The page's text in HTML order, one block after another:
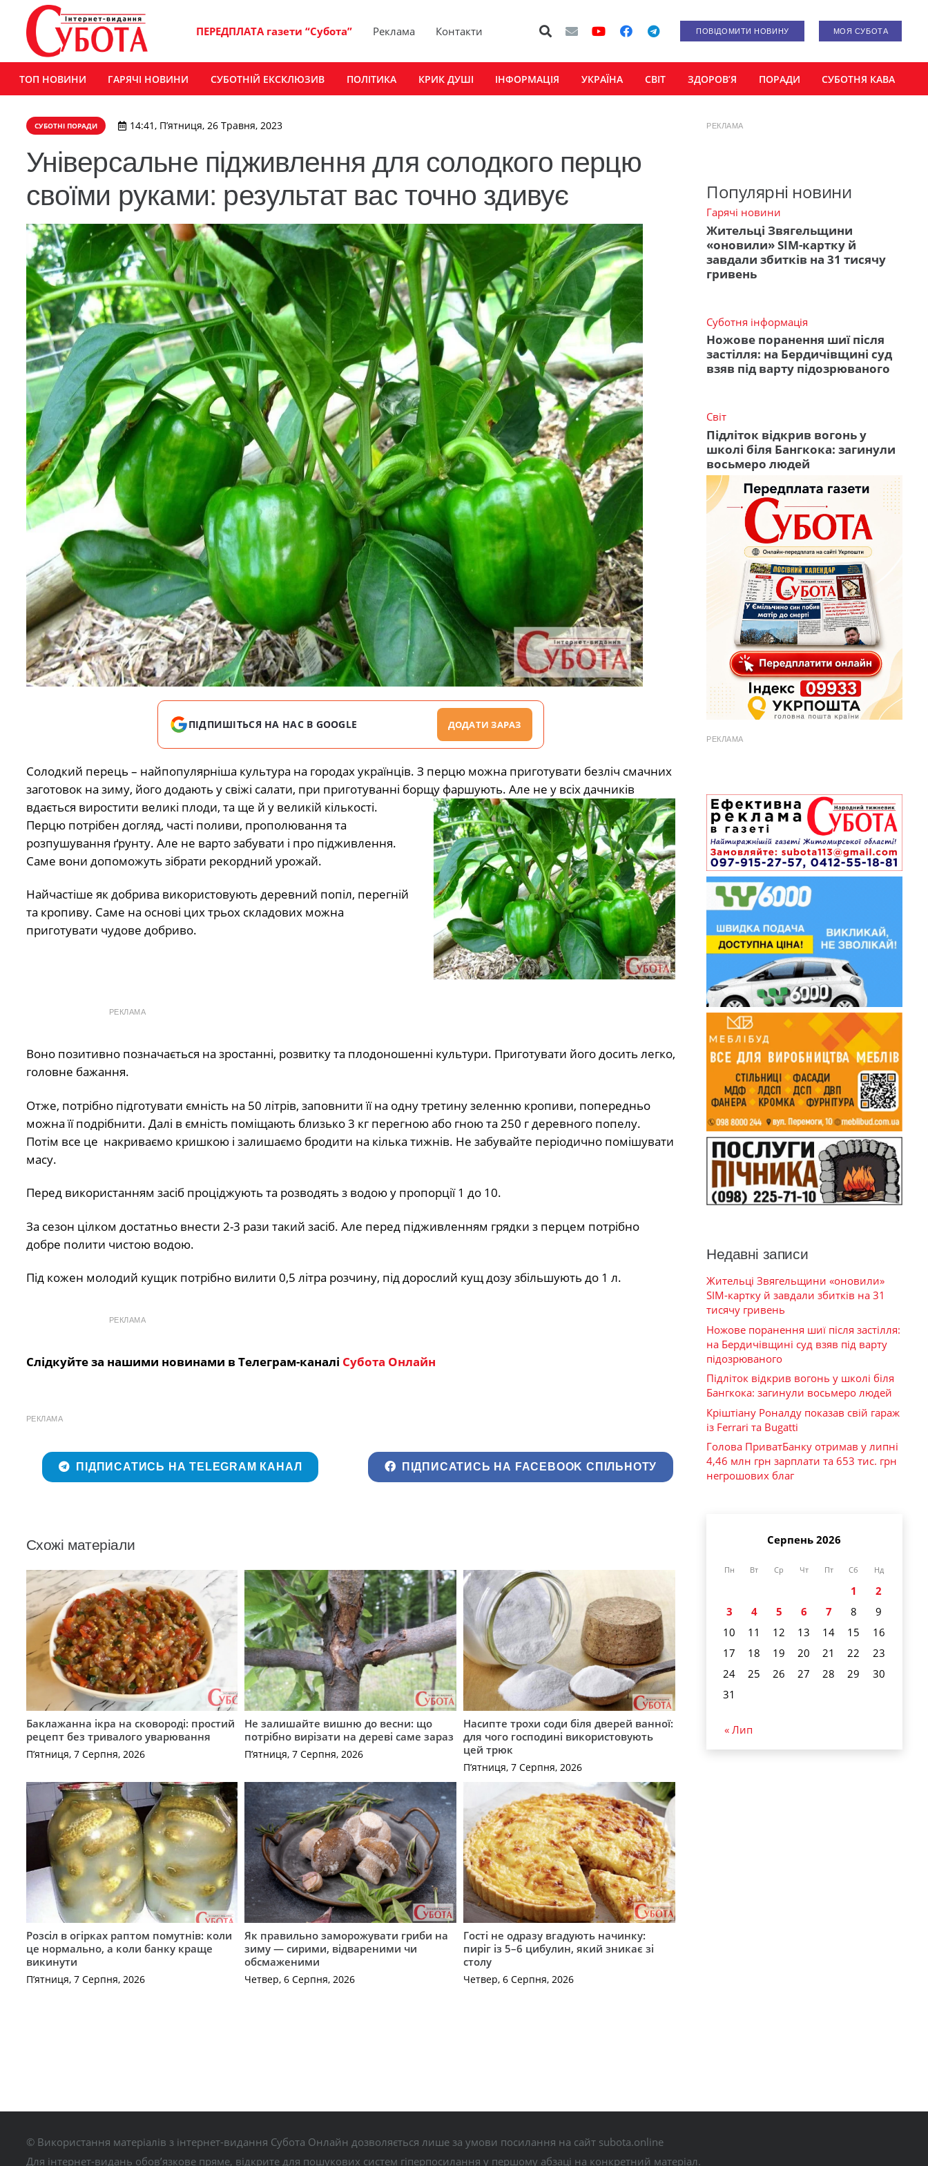
ПЕРЕДПЛАТА газети “Субота” Реклама Контакти ПОВІДОМИТИ НОВИНУ МОЯ СУБОТА
ТОП НОВИНИ ГАРЯЧІ НОВИНИ СУБОТНІЙ ЕКСКЛЮЗИВ ПОЛІТИКА КРИК ДУШІ ІНФОРМАЦІЯ УКРАЇНА СВІТ ЗДОРОВ’Я ПОРАДИ СУБОТНЯ КАВА
СУБОТНІ ПОРАДИ 14:41, П’ятниця, 26 Травня, 2023
Універсальне підживлення для солодкого перцю
своїми руками: результат вас точно здивує
ПІДПИШІТЬСЯ НА НАС В GOOGLE ДОДАТИ ЗАРАЗ
Солодкий перець – найпопулярніша культура на городах українців. З перцю можна приготувати безліч смачних
заготовок на зиму, його додають у свіжі салати, при приготуванні борщу фаршують. Але не у всіх дачників
вдається виростити великі плоди, та ще й у великій кількості.
Перцю потрібен догляд, часті поливи, прополювання та
розпушування ґрунту. Але не варто забувати і про підживлення.
Саме вони допоможуть зібрати рекордний урожай.
Найчастіше як добрива використовують деревний попіл, перегній
та кропиву. Саме на основі цих трьох складових можна
приготувати чудове добриво.
РЕКЛАМА
Воно позитивно позначається на зростанні, розвитку та плодоношенні культури. Приготувати його досить легко,
головне бажання.
Отже, потрібно підготувати ємність на 50 літрів, заповнити її на одну третину зеленню кропиви, попередньо
можна її подрібнити. Далі в ємність поміщають близько 3 кг перегною або гною та 250 г деревного попелу.
Потім все це накриваємо кришкою і залишаємо бродити на кілька тижнів. Не забувайте періодично помішувати
масу.
Перед використанням засіб проціджують та розводять з водою у пропорції 1 до 10.
За сезон цілком достатньо внести 2-3 рази такий засіб. Але перед підживленням грядки з перцем потрібно
добре полити чистою водою.
Під кожен молодий кущик потрібно вилити 0,5 літра розчину, під дорослий кущ дозу збільшують до 1 л.
РЕКЛАМА
Слідкуйте за нашими новинами в Телеграм-каналі Субота Онлайн
РЕКЛАМА
ПІДПИСАТИСЬ НА TELEGRAM КАНАЛ ПІДПИСАТИСЬ НА FACEBOOK СПІЛЬНОТУ
Схожі матеріали
Баклажанна ікра на сковороді: простий
рецепт без тривалого уварювання
П’ятниця, 7 Серпня, 2026
Не залишайте вишню до весни: що
потрібно вирізати на дереві саме зараз
П’ятниця, 7 Серпня, 2026
Насипте трохи соди біля дверей ванної:
для чого господині використовують
цей трюк
П’ятниця, 7 Серпня, 2026
Розсіл в огірках раптом помутнів: коли
це нормально, а коли банку краще
викинути
П’ятниця, 7 Серпня, 2026
Як правильно заморожувати гриби на
зиму — сирими, відвареними чи
обсмаженими
Четвер, 6 Серпня, 2026
Гості не одразу вгадують начинку:
пиріг із 5–6 цибулин, який зникає зі
столу
Четвер, 6 Серпня, 2026
РЕКЛАМА
Популярні новини
Гарячі новини
Жительці Звягельщини
«оновили» SIM-картку й
завдали збитків на 31 тисячу
гривень
Суботня інформація
Ножове поранення шиї після
застілля: на Бердичівщині суд
взяв під варту підозрюваного
Світ
Підліток відкрив вогонь у
школі біля Бангкока: загинули
восьмеро людей
РЕКЛАМА
Недавні записи
Жительці Звягельщини «оновили»
SIM-картку й завдали збитків на 31
тисячу гривень
Ножове поранення шиї після застілля:
на Бердичівщині суд взяв під варту
підозрюваного
Підліток відкрив вогонь у школі біля
Бангкока: загинули восьмеро людей
Кріштіану Роналду показав свій гараж
із Ferrari та Bugatti
Голова ПриватБанку отримав у липні
4,46 млн грн зарплати та 653 тис. грн
негрошових благ
Серпень 2026
Пн Вт Ср Чт Пт Сб Нд
1
2
3
4 5 6 7 8
9
10
11 12 13 14 15
16
17
18 19 20 21 22
23
24
25 26 27 28 29
30
31
« Лип
© Використання матеріалів з інтернет-видання Субота Онлайн дозволяється лише за умови посилання на сайт subota.online
Для інтернет-видань обов’язкове пряме, відкрите для пошукових систем гіперпосилання у першому абзаці на конкретний матеріал.